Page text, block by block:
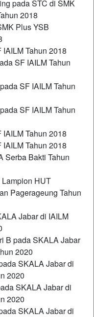
pada STC di SMK
2018
Plus YSB
Tahun 2018
SF IAILM Tahun
SF IAILM Tahun
SF IAILM Tahun
Tahun 2018
Tahun 2018
Serba Bakti Tahun
HUT
Pagerageung Tahun
Jabar di IAILM
B pada SKALA Jabar
2020
SKALA Jabar di
2020
SKALA Jabar di
2020
SKALA Jabar di